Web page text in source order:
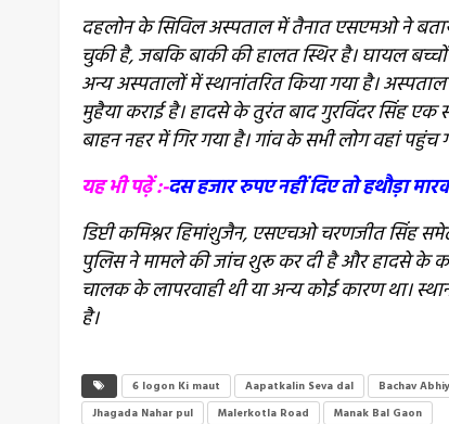
दहलोन के सिविल अस्पताल में तैनात एसएमओ ने
चुकी है, जबकि बाकी की हालत स्थिर है। घायल
अन्य अस्पतालों में स्थानांतरित किया गया है।
मुहैया कराई है। हादसे के तुरंत बाद गुरविंदर सिंह एक
बाहन नहर में गिर गया है। गांव के सभी लोग वहां
यह भी पढ़ें :-दस हजार रुपए नहीं दिए तो हथौड़ा
डिप्टी कमिश्नर हिमांशुजैन, एसएचओ चरणजीत सिंह
पुलिस ने मामले की जांच शुरू कर दी है और हादसे के
चालक के लापरवाही थी या अन्य कोई कारण था।
है।
6 logon Ki maut Aapatkalin Seva dal Bachav
Jhagada Nahar pul
Malerkotla Road Manak Bal Gaon